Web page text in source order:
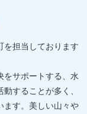
を担当しております
をサポートする、水
することが多く、
ます。美しい山々や